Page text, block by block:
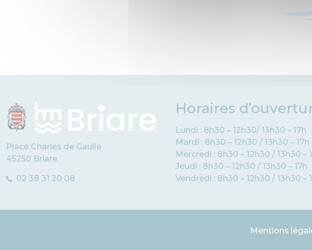
Place Charles de Gaulle
45250 Briare
02 38 31 20 08
Horaires
Lundi : 8h30 – 12h30/ 13h30 – 17h
Mardi : 8h30 – 12h30 / 13h30 – 17h
Mercredi : 8h30 – 12h30 / 13h30 –
Jeudi : 8h30 – 12h30 / 13h30 – 17h
Vendredi : 8h30 – 12h30 / 13h30 –
Mentions